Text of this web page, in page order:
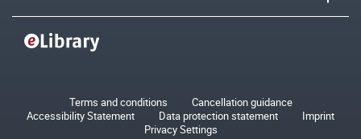
Terms and conditions
Cancellation guidance
Accessibility Statement
Data protection statement
Imprint
Privacy Settings